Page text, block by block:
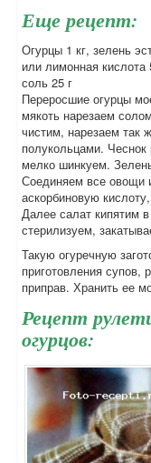
Еще рецепт:
Огурцы 1 кг, зелень
или лимонная кислота
соль 25 г
Переросшие огурцы
мякоть нарезаем
чистим, нарезаем так
полукольцами.
мелко шинкуем.
Соединяем все овощи
аскорбиновую
Далее салат кипятим
стерилизуем,
Такую огуречную
приготовления
приправ. Хранить ее
Рецепт
огурцов: